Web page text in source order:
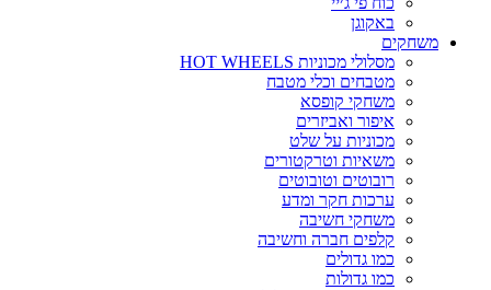
באקוגן
משחקים
מסלולי מכוניות HOT WHEELS
מטבחים וכלי מטבח
משחקי קופסא
איפור ואביזרים
מכוניות על שלט
משאיות וטרקטורים
רובוטים וטובוטים
ערכות חקר ומדע
משחקי חשיבה
קלפים חברה וחשיבה
כמו גדולים
כמו גדולות